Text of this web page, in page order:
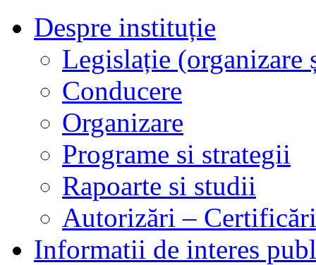
Despre instituție
Legislație
Conducere
Organizare
Programe si strategii
Rapoarte si studii
Autorizări –
Informatii de interes